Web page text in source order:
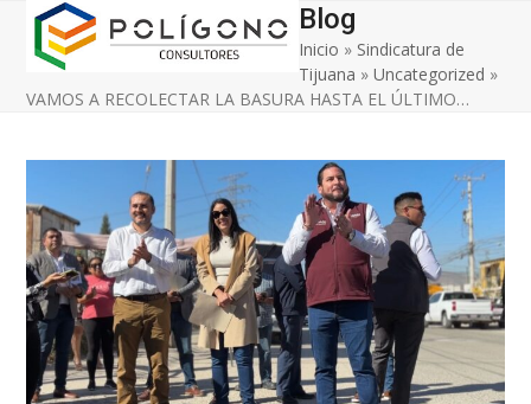
Skip
content
Open
mobile
menu
Close
mobile
menu
Blog
Inicio » Sindicatura de
Tijuana »Uncategorized »
VAMOS A RECOLECTAR LA BASURA HASTA EL ÚLTIMO…